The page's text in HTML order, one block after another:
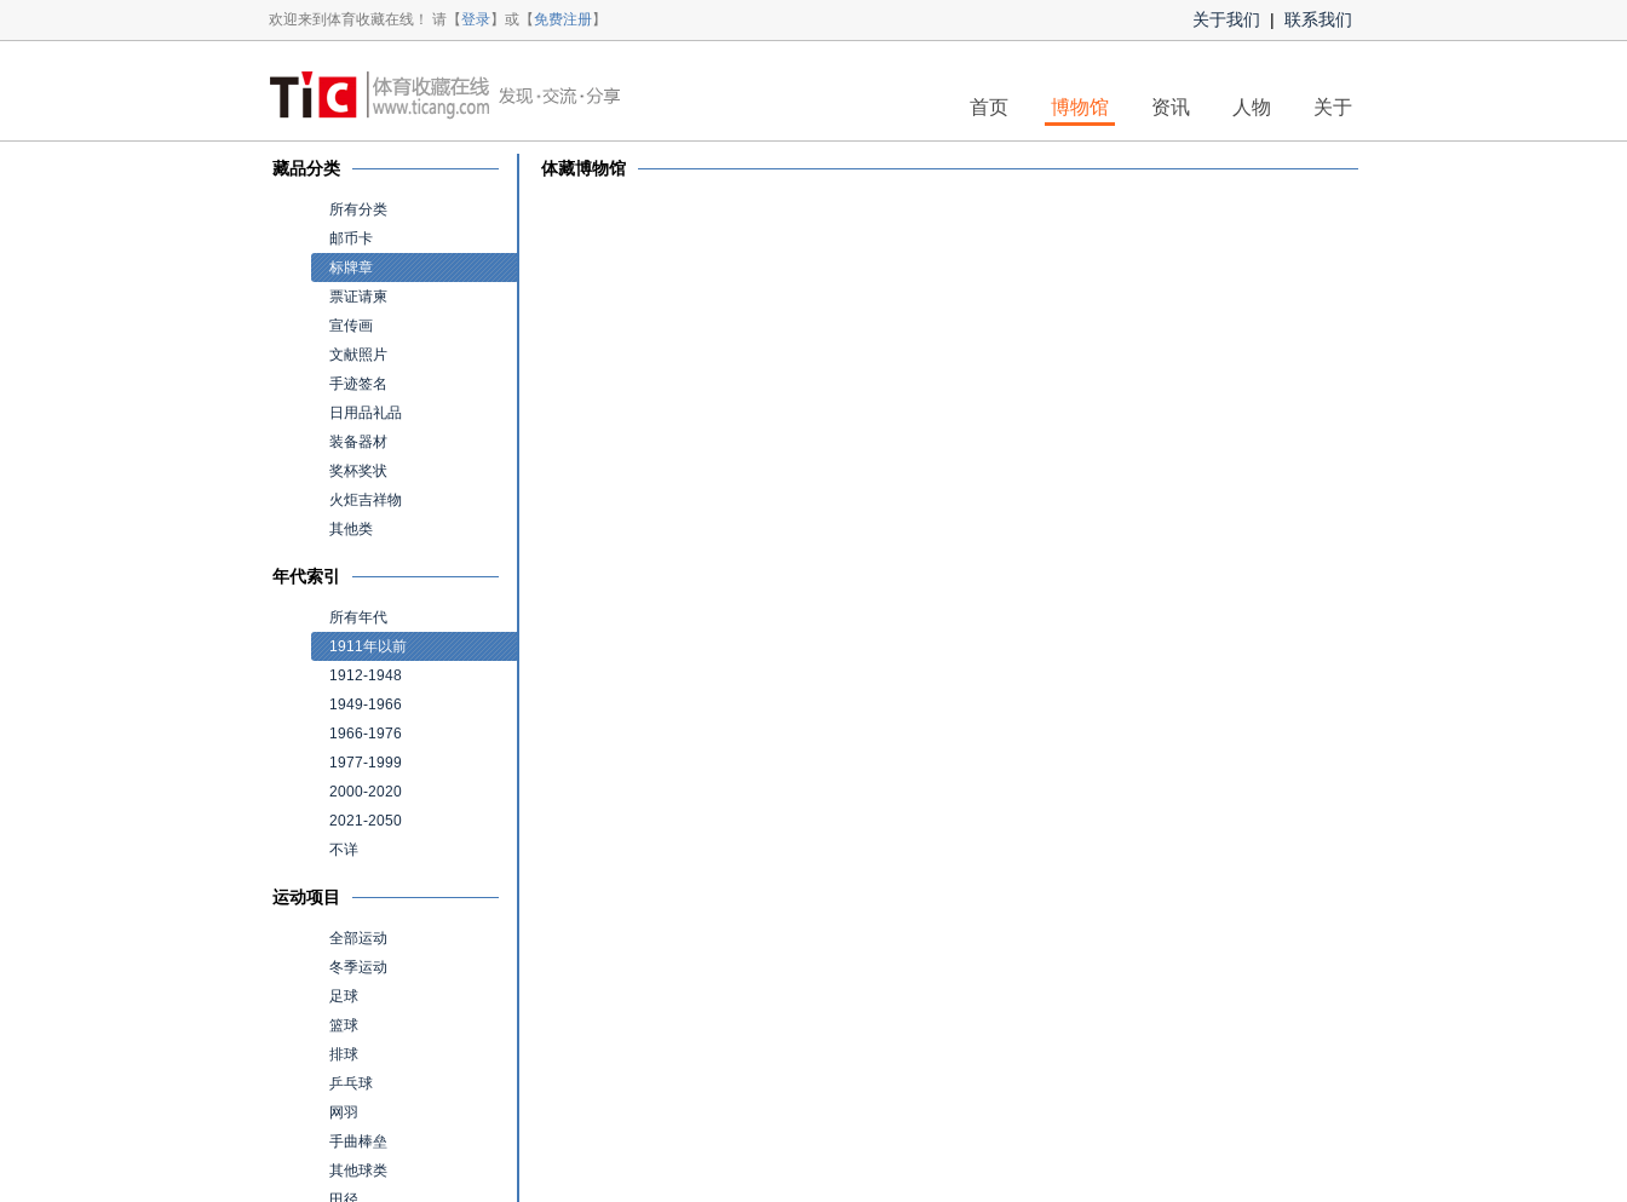
欢迎来到体育收藏在线！ 请【登录】或【免费注册】 关于我们 | 联系我们
首页 博物馆 资讯 人物 关于
藏品分类
所有分类
邮币卡
标牌章
票证请柬
宣传画
文献照片
手迹签名
日用品礼品
装备器材
奖杯奖状
火炬吉祥物
其他类
年代索引
所有年代
1911年以前
1912-1948
1949-1966
1966-1976
1977-1999
2000-2020
2021-2050
不详
运动项目
全部运动
冬季运动
足球
篮球
排球
乒乓球
网羽
手曲棒垒
其他球类
体藏博物馆